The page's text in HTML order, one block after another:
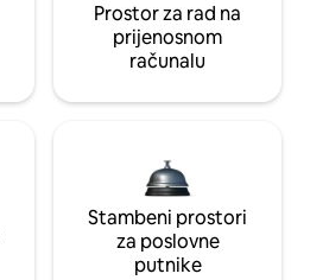
Prostor za rad na
prijenosnom
računalu
Stambeni prostori
za poslovne
putnike